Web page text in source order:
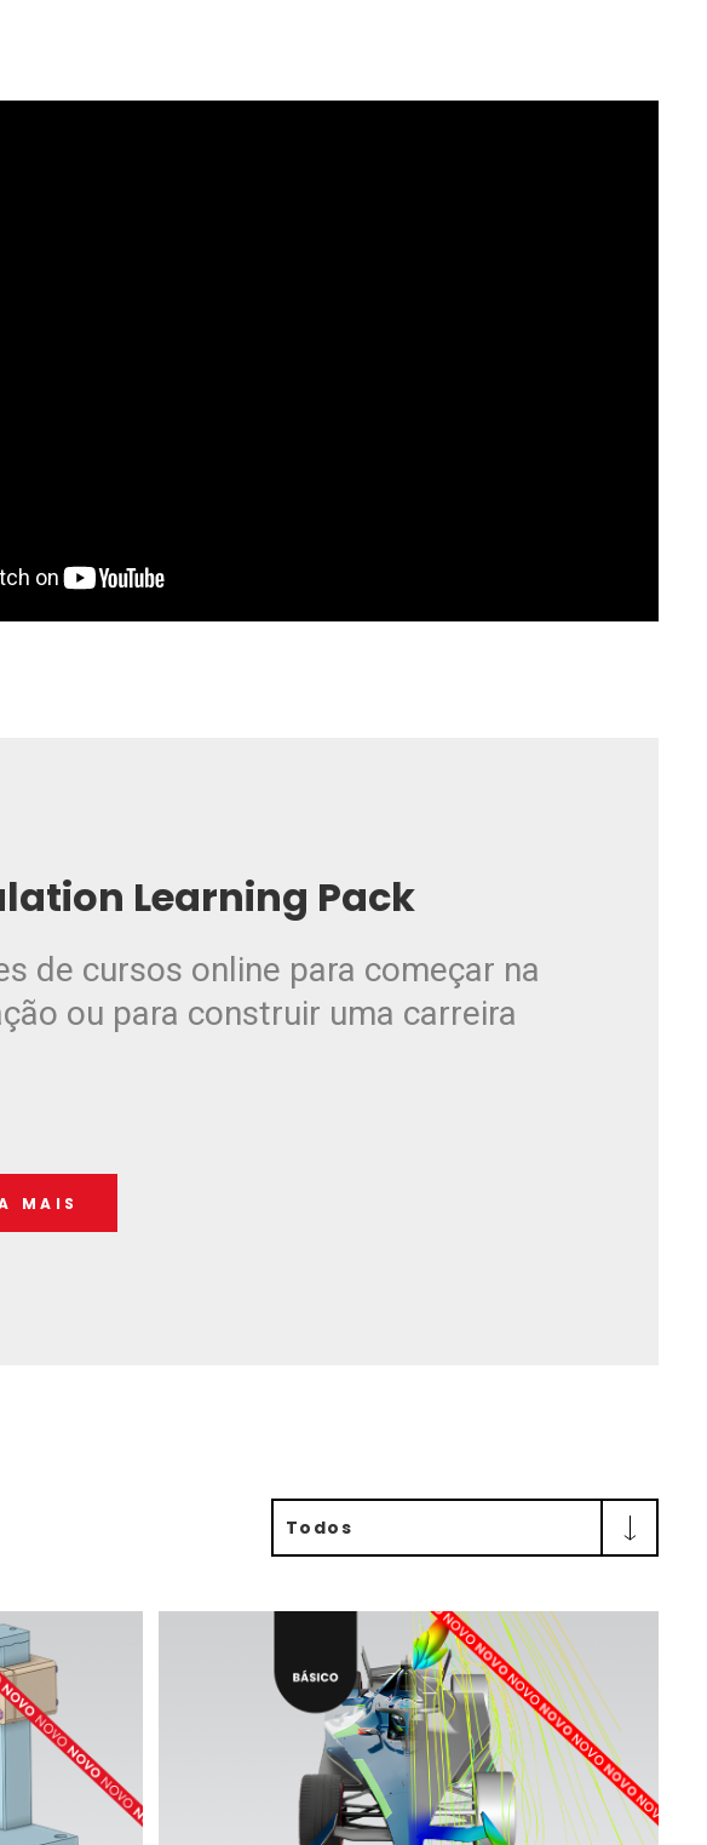
Learning Pack
de cursos online para começar na
ou para construir uma carreira
MAIS
Todos